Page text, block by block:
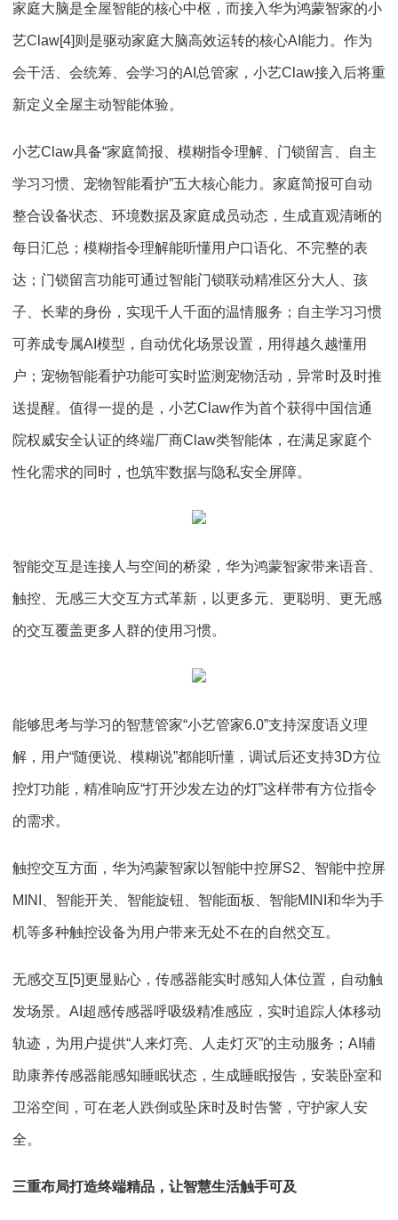
家庭大脑是全屋智能的核心中枢，而接入华为鸿蒙智家的小
艺Claw[4]则是驱动家庭大脑高效运转的核心AI能力。作为
会干活、会统筹、会学习的AI总管家，小艺Claw接入后将重
新定义全屋主动智能体验。
小艺Claw具备“家庭简报、模糊指令理解、门锁留言、自主
学习习惯、宠物智能看护”五大核心能力。家庭简报可自动
整合设备状态、环境数据及家庭成员动态，生成直观清晰的
每日汇总；模糊指令理解能听懂用户口语化、不完整的表
达；门锁留言功能可通过智能门锁联动精准区分大人、孩
子、长辈的身份，实现千人千面的温情服务；自主学习习惯
可养成专属AI模型，自动优化场景设置，用得越久越懂用
户；宠物智能看护功能可实时监测宠物活动，异常时及时推
送提醒。值得一提的是，小艺Claw作为首个获得中国信通
院权威安全认证的终端厂商Claw类智能体，在满足家庭个
性化需求的同时，也筑牢数据与隐私安全屏障。
智能交互是连接人与空间的桥梁，华为鸿蒙智家带来语音、
触控、无感三大交互方式革新，以更多元、更聪明、更无感
的交互覆盖更多人群的使用习惯。
能够思考与学习的智慧管家“小艺管家6.0”支持深度语义理
解，用户“随便说、模糊说”都能听懂，调试后还支持3D方位
控灯功能，精准响应“打开沙发左边的灯”这样带有方位指令
的需求。
触控交互方面，华为鸿蒙智家以智能中控屏S2、智能中控屏
MINI、智能开关、智能旋钮、智能面板、智能MINI和华为手
机等多种触控设备为用户带来无处不在的自然交互。
无感交互[5]更显贴心，传感器能实时感知人体位置，自动触
发场景。AI超感传感器呼吸级精准感应，实时追踪人体移动
轨迹，为用户提供“人来灯亮、人走灯灭”的主动服务；AI辅
助康养传感器能感知睡眠状态，生成睡眠报告，安装卧室和
卫浴空间，可在老人跌倒或坠床时及时告警，守护家人安
全。
三重布局打造终端精品，让智慧生活触手可及